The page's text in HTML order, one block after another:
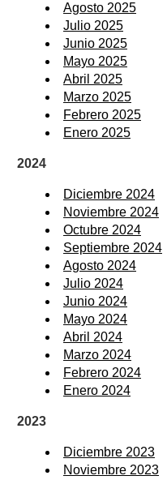
Agosto 2025
Julio 2025
Junio 2025
Mayo 2025
Abril 2025
Marzo 2025
Febrero 2025
Enero 2025
2024
Diciembre 2024
Noviembre 2024
Octubre 2024
Septiembre 2024
Agosto 2024
Julio 2024
Junio 2024
Mayo 2024
Abril 2024
Marzo 2024
Febrero 2024
Enero 2024
2023
Diciembre 2023
Noviembre 2023